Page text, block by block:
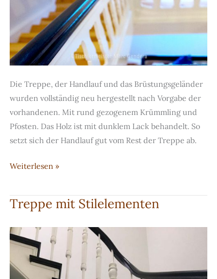
Die Treppe, der Handlauf und das Brüstungsgeländer
wurden vollständig neu hergestellt nach Vorgabe der
vorhandenen. Mit rund gezogenem Krümmling und
Pfosten. Das Holz ist mit dunklem Lack behandelt. So
setzt sich der Handlauf gut vom Rest der Treppe ab.
Klassischer
Weiterlesen »
Treppe mit Stilelementen